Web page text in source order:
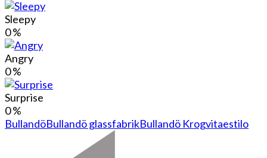
Sleepy
0%
Angry
0%
Surprise
0%
BullandöBullandö glassfabrikBullandö Krogvitaestilo